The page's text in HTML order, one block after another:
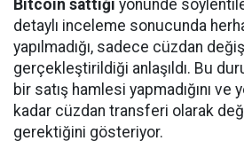
Bitcoin sattığı yönünde
detaylı inceleme sonucunda
yapılmadığı, sadece cüzdan
gerçekleştirildiği anlaşıldı. Bu
bir satış hamlesi yapmadığını ve
kadar cüzdan transferi olarak
gerektiğini gösteriyor.